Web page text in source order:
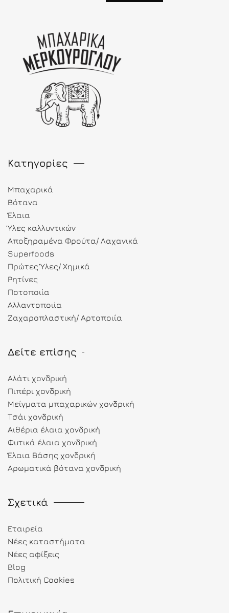
Κατηγορίες
Μπαχαρικά
Βότανα
Έλαια
Ύλες καλλυντικών
Αποξηραμένα Φρούτα/ Λαχανικά
Superfoods
Πρώτες Ύλες/ Χημικά
Ρητίνες
Ποτοποιία
Αλλαντοποιία
Ζαχαροπλαστική/ Αρτοποιία
Δείτε επίσης
Αλάτι χονδρική
Πιπέρι χονδρική
Μείγματα μπαχαρικών χονδρική
Τσάι χονδρική
Αιθέρια έλαια χονδρική
Φυτικά έλαια χονδρική
Έλαια Βάσης χονδρική
Αρωματικά βότανα χονδρική
Σχετικά
Εταιρεία
Νέες καταστήματα
Νέες αφίξεις
Blog
Πολιτική Cookies